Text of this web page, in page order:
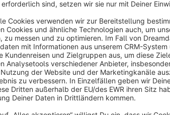
Artikel Set Konfigurator (PC, Müsli
Automatische Zoll Anmeldung -
Registrierungs-Konfigurator
Artikel Schleifen / Ribbons / Badges
Bestellstatus / Zahlungsstatus
Sanktions- / Terrorlisten Prüfung von